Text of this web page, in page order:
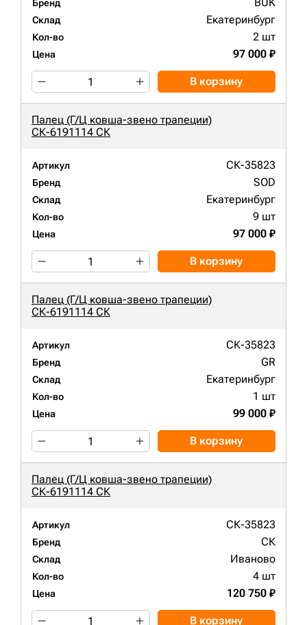
Бренд
Склад Екатеринбург
Кол-во 2 шт
Цена 97 000 ₽
В корзину
Палец (Г/Ц ковша-звено трапеции)
СК-6191114 СК
Артикул СК-35823
Бренд SOD
Склад Екатеринбург
Кол-во 9 шт
Цена 97 000 ₽
В корзину
Палец (Г/Ц ковша-звено трапеции)
СК-6191114 СК
Артикул СК-35823
Бренд GR
Склад Екатеринбург
Кол-во 1 шт
Цена 99 000 ₽
В корзину
Палец (Г/Ц ковша-звено трапеции)
СК-6191114 СК
Артикул СК-35823
Бренд СК
Склад Иваново
Кол-во 4 шт
Цена 120 750 ₽
В корзину